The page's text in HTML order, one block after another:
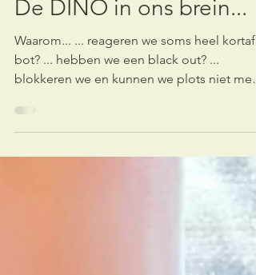
10 dec 2025
3 minuten om te lezen
De DINO in ons brein...
Waarom... ... reageren we soms heel kortaf /
blokkeren we en kunnen we plots niet meer
helder nadenken? ... zeg je soms dingen
neiging om gelijk in weerstand te gaan of
heel emotioneel? Dat is eigenlijk allemaal
schuld van ons reptielenbrein... of dus ook